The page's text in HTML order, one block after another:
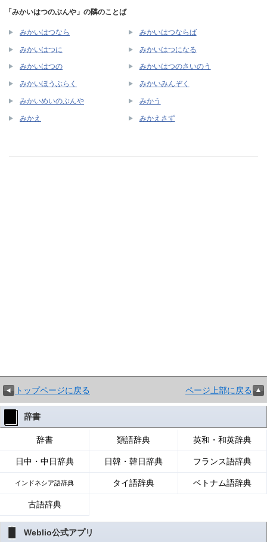
「みかいはつのぶんや」の隣のことば
みかいはつなら みかいはつならば
みかいはつに みかいはつになる
みかいはつの みかいはつのさいのう
みかいほうぶらく みかいみんぞく
みかいめいのぶんや みかう
みかえ みかえさず
トップページに戻る ページ上部に戻る
辞書
辞書 類語辞典 英和・和英辞典
日中・中日辞典 日韓・韓日辞典 フランス語辞典
インドネシア語辞典 タイ語辞典 ベトナム語辞典
古語辞典
Weblio公式アプリ